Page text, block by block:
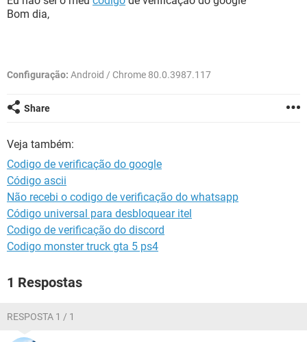
INSTAGRAM
GUIA DE COMPRAS
Bom dia,
Configuração: Android / Chrome 80.0.3987.117
Share
Veja também:
Codigo de verificação do google
Código ascii
Não recebi o codigo de verificação do whatsapp
Código universal para desbloquear itel
Codigo de verificação do discord
Codigo monster truck gta 5 ps4
1 Respostas
RESPOSTA 1 / 1